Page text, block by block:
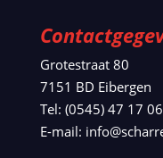
Grotestraat 80
7151 BD Eibergen
Tel: (0545) 47 17 06
E-mail: